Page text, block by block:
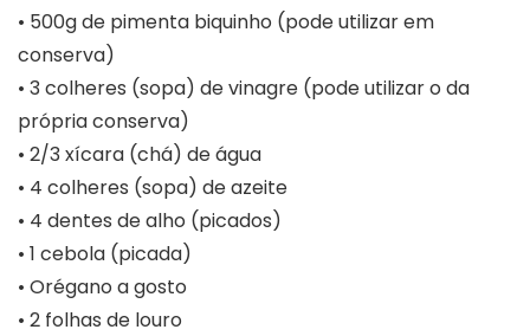
• 500g de pimenta biquinho (pode utilizar em
conserva)
• 3 colheres (sopa) de vinagre (pode utilizar o da
própria conserva)
• 2/3 xícara (chá) de água
• 4 colheres (sopa) de azeite
• 4 dentes de alho (picados)
• 1 cebola (picada)
• Orégano a gosto
• 2 folhas de louro